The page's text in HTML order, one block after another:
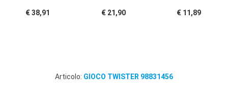
€ 38,91 € 21,90 € 11,89
Articolo: GIOCO TWISTER 98831456